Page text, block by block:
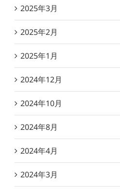
2025年3月
2025年2月
2025年1月
2024年12月
2024年10月
2024年8月
2024年4月
2024年3月